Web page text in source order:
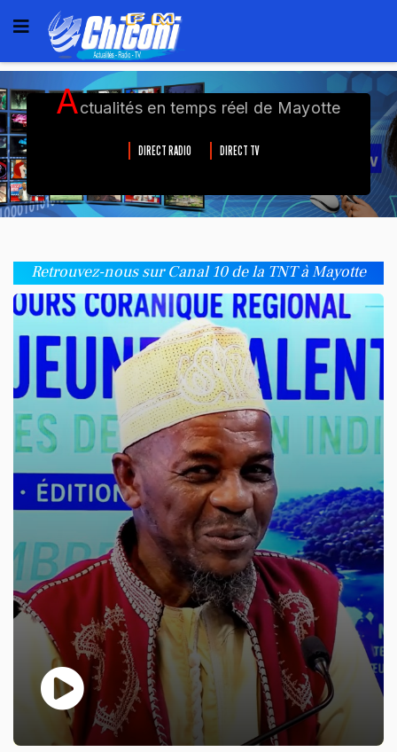
Actualités en temps réel de Mayotte
DIRECT RADIO DIRECT TV
Retrouvez-nous sur Canal 10 de la TNT à Mayotte